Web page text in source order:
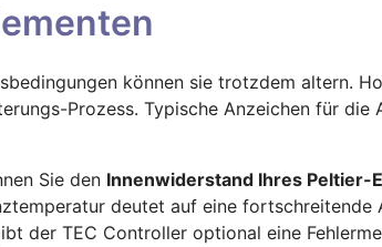
können sie trotzdem altern.
Prozess. Typische Anzeichen für die
Sie den Innenwiderstand Ihres Peltier-
deutet auf eine fortschreitende
der TEC Controller optional eine